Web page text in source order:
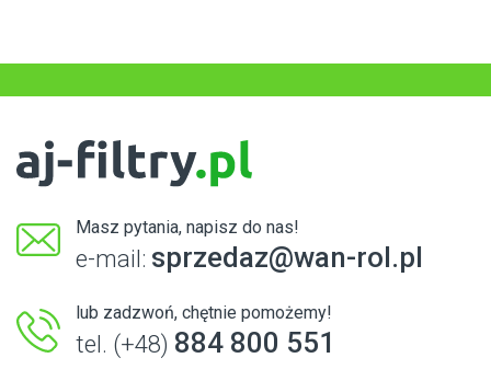
Masz pytania, napisz do nas!
e-mail: sprzedaz@wan-rol.pl
lub zadzwoń, chętnie pomożemy!
tel. (+48) 884 800 551